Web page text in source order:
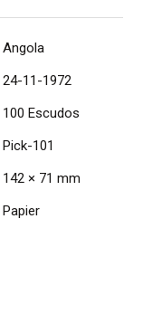
Angola
24-11-1972
100 Escudos
Pick-101
142 × 71 mm
Papier